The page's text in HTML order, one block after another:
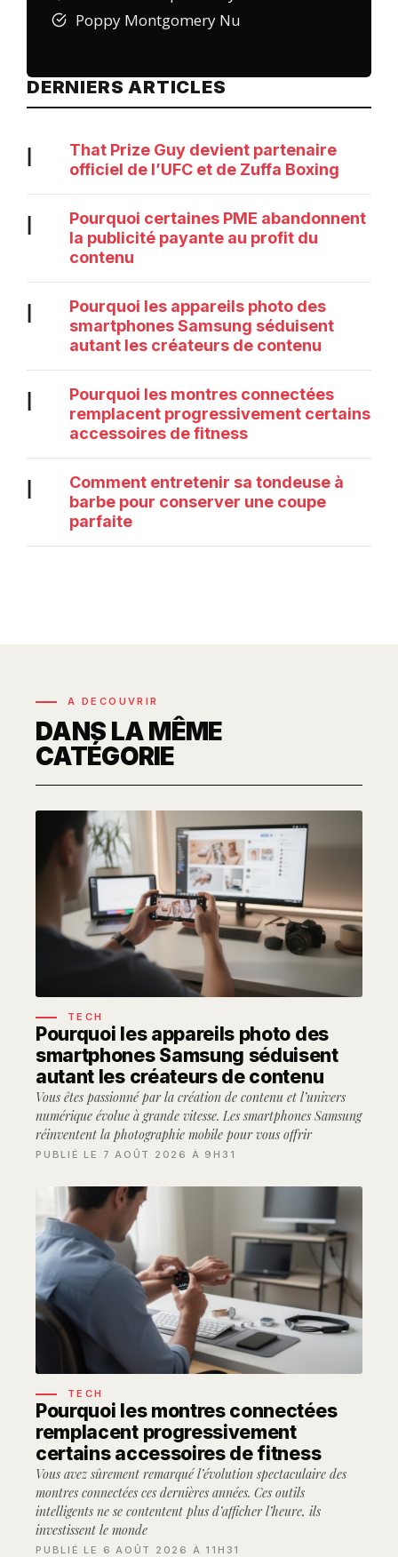
Poppy Montgomery Nu
DERNIERS ARTICLES
|
That Prize Guy devient partenaire
officiel de l’UFC et de Zuffa Boxing
|
Pourquoi certaines PME abandonnent
la publicité payante au profit du
contenu
|
Pourquoi les appareils photo des
smartphones Samsung séduisent
autant les créateurs de contenu
|
Pourquoi les montres connectées
remplacent progressivement certains
accessoires de fitness
|
Comment entretenir sa tondeuse à
barbe pour conserver une coupe
parfaite
A DECOUVRIR
DANS LA MÊME
CATÉGORIE
TECH
Pourquoi les appareils photo des
smartphones Samsung séduisent
autant les créateurs de contenu
Vous êtes passionné par la création de contenu et l’univers
numérique évolue à grande vitesse. Les smartphones Samsung
réinventent la photographie mobile pour vous offrir
PUBLIÉ LE 7 AOÛT 2026 À 9H31
TECH
Pourquoi les montres connectées
remplacent progressivement
certains accessoires de fitness
Vous avez sûrement remarqué l’évolution spectaculaire des
montres connectées ces dernières années. Ces outils
intelligents ne se contentent plus d’afficher l’heure, ils
investissent le monde
PUBLIÉ LE 6 AOÛT 2026 À 11H31